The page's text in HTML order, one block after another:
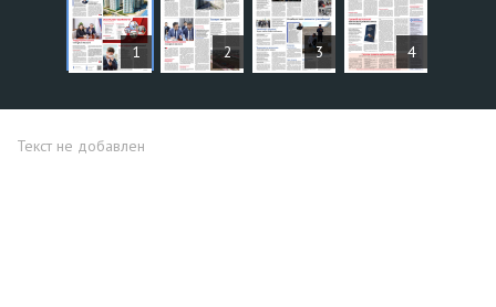
1 2 3 4
СТАТЬИ
Текст не добавлен